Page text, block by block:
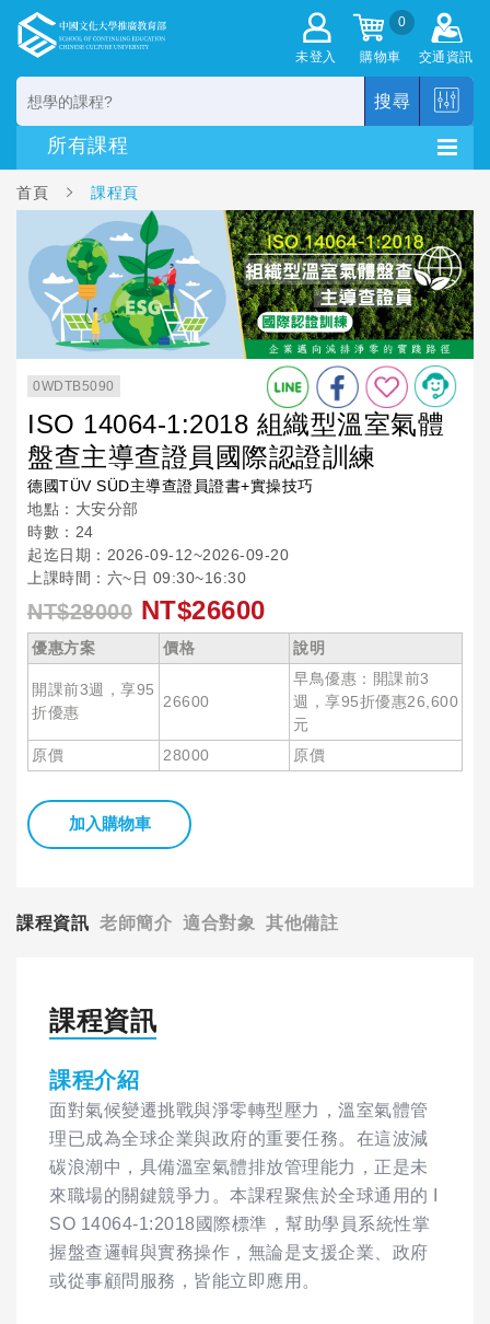
未登入
0
購物車 交通資訊
搜尋
首頁 課程頁
0WDTB5090
ISO 14064-1:2018 組織型溫室氣體
盤查主導查證員國際認證訓練
德國TÜV SÜD主導查證員證書+實操技巧
地點：大安分部
時數：24
起迄日期：2026-09-12~2026-09-20
上課時間：六~日 09:30~16:30
NT$28000 NT$26600
優惠方案 價格 說明
開課前3週，享95
折優惠
26600
早鳥優惠：開課前3
週，享95折優惠26,600
元
原價
28000 原價
加入購物車
課程資訊 老師簡介 適合對象 其他備註
課程資訊
課程介紹
面對氣候變遷挑戰與淨零轉型壓力，溫室氣體管
理已成為全球企業與政府的重要任務。在這波減
碳浪潮中，具備溫室氣體排放管理能力，正是未
來職場的關鍵競爭力。本課程聚焦於全球通用的 I
SO 14064-1:2018國際標準，幫助學員系統性掌
握盤查邏輯與實務操作，無論是支援企業、政府
或從事顧問服務，皆能立即應用。